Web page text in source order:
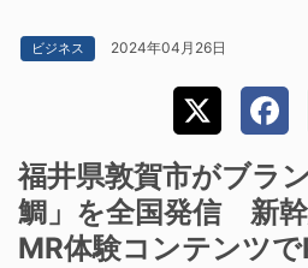
ビジネス 2024年04月26日
福井県敦賀市がブラ
鯛」を全国発信 新幹
MR体験コンテンツで